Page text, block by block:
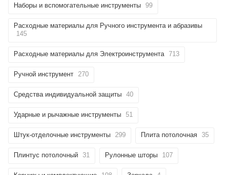
Наборы и вспомогательные инструменты 99
Расходные материалы для Ручного инструмента и абразивы
145
Расходные материалы для Электроинструмента 713
Ручной инструмент 270
Средства индивидуальной защиты 40
Ударные и рычажные инструменты 51
Штук-отделочные инструменты 299 Плита потолочная 35
Плинтус потолочный 31 Рулонные шторы 107